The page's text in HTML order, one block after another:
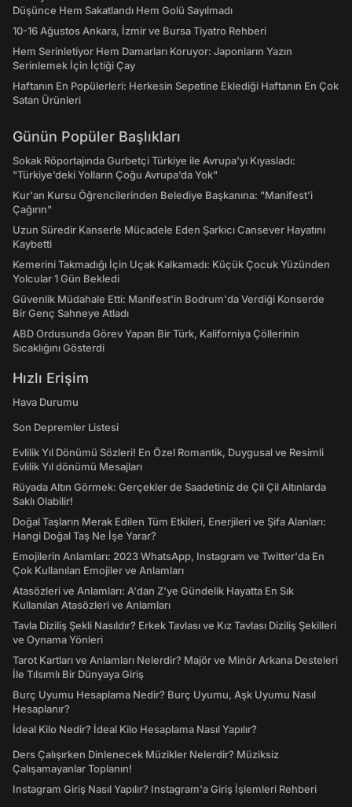
Düşünce Hem Sakatlandı Hem Golü Sayılmadı
10-16 Ağustos Ankara, İzmir ve Bursa Tiyatro Rehberi
Hem Serinletiyor Hem Damarları Koruyor: Japonların Yazın
Serinlemek İçin İçtiği Çay
Haftanın En Popülerleri: Herkesin Sepetine Eklediği Haftanın En Çok
Satan Ürünleri
Günün Popüler Başlıkları
Sokak Röportajında Gurbetçi Türkiye ile Avrupa'yı Kıyasladı:
"Türkiye’deki Yolların Çoğu Avrupa’da Yok"
Kur'an Kursu Öğrencilerinden Belediye Başkanına: "Manifest’i
Çağırın"
Uzun Süredir Kanserle Mücadele Eden Şarkıcı Cansever Hayatını
Kaybetti
Kemerini Takmadığı İçin Uçak Kalkamadı: Küçük Çocuk Yüzünden
Yolcular 1 Gün Bekledi
Güvenlik Müdahale Etti: Manifest'in Bodrum'da Verdiği Konserde
Bir Genç Sahneye Atladı
ABD Ordusunda Görev Yapan Bir Türk, Kaliforniya Çöllerinin
Sıcaklığını Gösterdi
Hızlı Erişim
Hava Durumu
Son Depremler Listesi
Evlilik Yıl Dönümü Sözleri! En Özel Romantik, Duygusal ve Resimli
Evlilik Yıl dönümü Mesajları
Rüyada Altın Görmek: Gerçekler de Saadetiniz de Çil Çil Altınlarda
Saklı Olabilir!
Doğal Taşların Merak Edilen Tüm Etkileri, Enerjileri ve Şifa Alanları:
Hangi Doğal Taş Ne İşe Yarar?
Emojilerin Anlamları: 2023 WhatsApp, Instagram ve Twitter'da En
Çok Kullanılan Emojiler ve Anlamları
Atasözleri ve Anlamları: A'dan Z'ye Gündelik Hayatta En Sık
Kullanılan Atasözleri ve Anlamları
Tavla Diziliş Şekli Nasıldır? Erkek Tavlası ve Kız Tavlası Diziliş Şekilleri
ve Oynama Yönleri
Tarot Kartları ve Anlamları Nelerdir? Majör ve Minör Arkana Desteleri
İle Tılsımlı Bir Dünyaya Giriş
Burç Uyumu Hesaplama Nedir? Burç Uyumu, Aşk Uyumu Nasıl
Hesaplanır?
İdeal Kilo Nedir? İdeal Kilo Hesaplama Nasıl Yapılır?
Ders Çalışırken Dinlenecek Müzikler Nelerdir? Müziksiz
Çalışamayanlar Toplanın!
Instagram Giriş Nasıl Yapılır? Instagram'a Giriş İşlemleri Rehberi